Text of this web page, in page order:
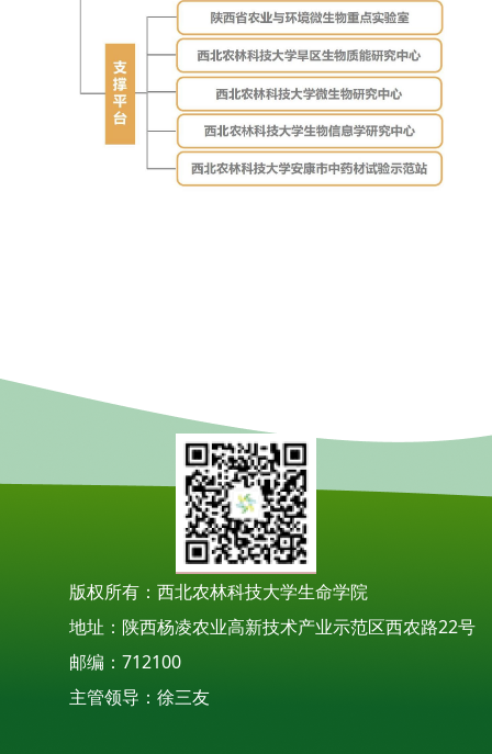
版权所有：西北农林科技大学生命学院
地址：陕西杨凌农业高新技术产业示范区西农路22号
邮编：712100
主管领导：徐三友